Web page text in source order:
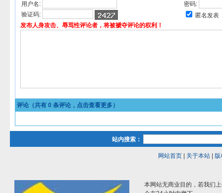
用户名:
密码:
验证码:
匿名发表
发布人身攻击、辱骂性评论者，将被褫夺评论的权利！
评论（共有 0 条评论，点击查看更多）
站内搜索：
网站首页| 关于本站| 版
本网站无商业目的，若我们